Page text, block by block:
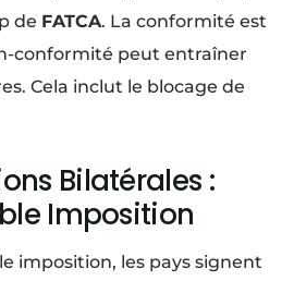
de FATCA. La conformité est
conformité peut entraîner
Cela inclut le blocage de
Bilatérales :
Imposition
imposition, les pays signent